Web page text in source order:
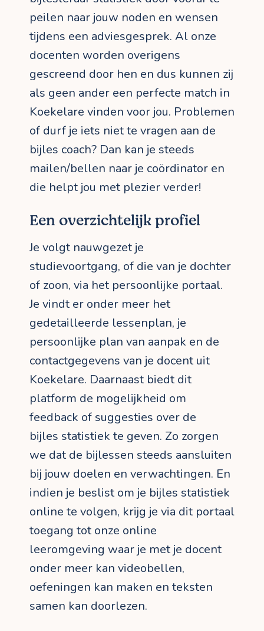
peilen naar jouw noden en wensen
tijdens een adviesgesprek. Al onze
docenten worden overigens
gescreend door hen en dus kunnen zij
als geen ander een perfecte match in
Koekelare vinden voor jou. Problemen
of durf je iets niet te vragen aan de
bijles coach? Dan kan je steeds
mailen/bellen naar je coördinator en
die helpt jou met plezier verder!
Een overzichtelijk profiel
Je volgt nauwgezet je
studievoortgang, of die van je dochter
of zoon, via het persoonlijke portaal.
Je vindt er onder meer het
gedetailleerde lessenplan, je
persoonlijke plan van aanpak en de
contactgegevens van je docent uit
Koekelare. Daarnaast biedt dit
platform de mogelijkheid om
feedback of suggesties over de
bijles statistiek te geven. Zo zorgen
we dat de bijlessen steeds aansluiten
bij jouw doelen en verwachtingen. En
indien je beslist om je bijles statistiek
online te volgen, krijg je via dit portaal
toegang tot onze online
leeromgeving waar je met je docent
onder meer kan videobellen,
oefeningen kan maken en teksten
samen kan doorlezen.